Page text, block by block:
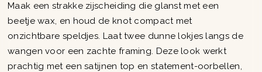
Maak een strakke zijscheiding die glanst met een
beetje wax, en houd de knot compact met
onzichtbare speldjes. Laat twee dunne lokjes langs de
wangen voor een zachte framing. Deze look werkt
prachtig met een satijnen top en statement-oorbellen,